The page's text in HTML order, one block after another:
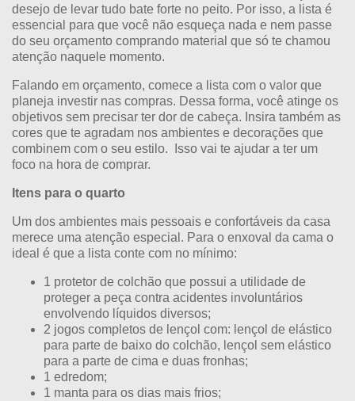
desejo de levar tudo bate forte no peito. Por isso, a lista é
essencial para que você não esqueça nada e nem passe
do seu orçamento comprando material que só te chamou
atenção naquele momento.
Falando em orçamento, comece a lista com o valor que
planeja investir nas compras. Dessa forma, você atinge os
objetivos sem precisar ter dor de cabeça. Insira também as
cores que te agradam nos ambientes e decorações que
combinem com o seu estilo. Isso vai te ajudar a ter um
foco na hora de comprar.
Itens para o quarto
Um dos ambientes mais pessoais e confortáveis da casa
merece uma atenção especial. Para o enxoval da cama o
ideal é que a lista conte com no mínimo:
1 protetor de colchão que possui a utilidade de
proteger a peça contra acidentes involuntários
envolvendo líquidos diversos;
2 jogos completos de lençol com: lençol de elástico
para parte de baixo do colchão, lençol sem elástico
para a parte de cima e duas fronhas;
1 edredom;
1 manta para os dias mais frios;